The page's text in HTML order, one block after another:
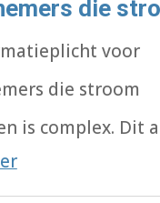
die
voor
die stroom
is complex. Dit